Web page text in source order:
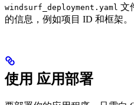
windsurf_deployment.yaml 文
的信息，例如项目 ID 和框架。
使用 应用部署